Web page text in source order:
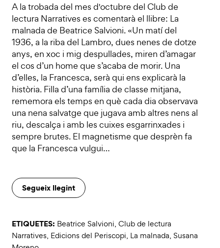
A la trobada del mes d'octubre del Club de
lectura Narratives es comentarà el llibre: La
malnada de Beatrice Salvioni. «Un matí del
1936, a la riba del Lambro, dues nenes de dotze
anys, en xoc i mig despullades, miren d’amagar
el cos d’un home que s’acaba de morir. Una
d’elles, la Francesca, serà qui ens explicarà la
història. Filla d’una família de classe mitjana,
rememora els temps en què cada dia observava
una nena salvatge que jugava amb altres nens al
riu, descalça i amb les cuixes esgarrinxades i
sempre brutes. El magnetisme que desprèn fa
que la Francesca vulgui…
Segueix llegint
ETIQUETES: Beatrice Salvioni, Club de lectura
Narratives, Edicions del Periscopi, La malnada, Susana